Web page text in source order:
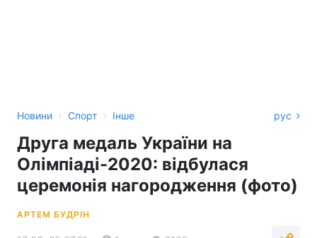
Новини › Спорт › Інше рус
Друга медаль України на
Олімпіаді-2020: відбулася
церемонія нагородження (фото)
АРТЕМ БУДРІН